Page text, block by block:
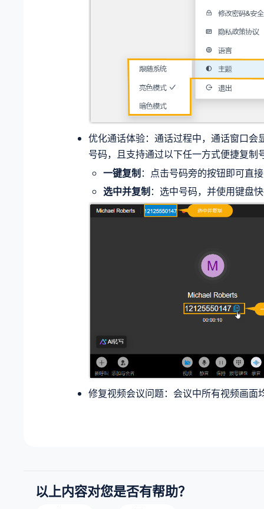
优化通话体验：通话过程中，通话窗口会
号码，且支持通过以下任一方式便捷复制
一键复制：点击号码旁的按钮即可直
选中并复制 ：选中号码，并使用键盘
修复视频会议问题：会议中所有视频画面
以上内容对您是否有帮助？